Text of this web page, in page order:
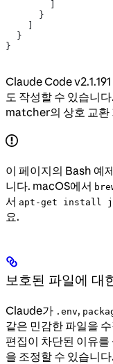
      }
  }
}
Claude Code
도 작성할 수 있습니
matcher의 상호 교환
이 페이지의 Bash 예
니다. macOS에서
서 apt-get install
요.
보호된 파일에 대
Claude가 .env,
같은 민감한 파일을
편집이 차단된 이유
을 조정할 수 있습니다.